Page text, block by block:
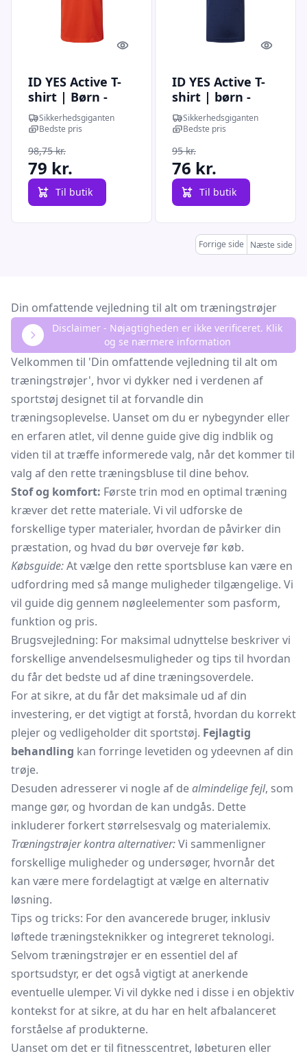
Quick look
ID YES Active T-
shirt | Børn -
42030 - Orange /
2XL | T-shirts |
Sikkerhedsgiganten
Bedste pris
98,75 kr.
79 kr.
Til butik
Quick
ID YES Active T-
shirt | børn -
42030 - Mørk
kongeblå / 12/14
Spar20% | T-
shirts
Sikkerhedsgiganten
Bedste pris
95 kr.
76 kr.
Til butik
Forrige side Næste side
Din omfattende vejledning til alt om træningstrøjer
Disclaimer - Nøjagtigheden er ikke verificeret. Klik
og se nærmere information
Velkommen til 'Din omfattende vejledning til alt om
træningstrøjer', hvor vi dykker ned i verdenen af
sportstøj designet til at forvandle din
træningsoplevelse. Uanset om du er nybegynder eller
en erfaren atlet, vil denne guide give dig indblik og
viden til at træffe informerede valg, når det kommer til
valg af den rette træningsbluse til dine behov.
Stof og komfort: Første trin mod en optimal træning
kræver det rette materiale. Vi vil udforske de
forskellige typer materialer, hvordan de påvirker din
præstation, og hvad du bør overveje før køb.
Købsguide:At vælge den rette sportsbluse kan være en
udfordring med så mange muligheder tilgængelige. Vi
vil guide dig gennem nøgleelementer som pasform,
funktion og pris.
Brugsvejledning: For maksimal udnyttelse beskriver vi
forskellige anvendelsesmuligheder og tips til hvordan
du får det bedste ud af dine træningsoverdele.
For at sikre, at du får det maksimale ud af din
investering, er det vigtigt at forstå, hvordan du korrekt
plejer og vedligeholder dit sportstøj. Fejlagtig
behandling kan forringe levetiden og ydeevnen af din
trøje.
Desuden adresserer vi nogle af dealmindelige fejl, som
mange gør, og hvordan de kan undgås. Dette
inkluderer forkert størrelsesvalg og materialemix.
Træningstrøjer kontra alternativer:Vi sammenligner
forskellige muligheder og undersøger, hvornår det
kan være mere fordelagtigt at vælge en alternativ
løsning.
Tips og tricks: For den avancerede bruger, inklusiv
løftede træningsteknikker og integreret teknologi.
Selvom træningstrøjer er en essentiel del af
sportsudstyr, er det også vigtigt at anerkende
eventuelle ulemper. Vi vil dykke ned i disse i en objektiv
kontekst for at sikre, at du har en helt afbalanceret
forståelse af produkterne.
Uanset om det er til fitnesscentret, løbeturen eller